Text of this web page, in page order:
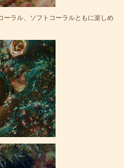
ーラル、ソフトコーラルともに楽しめ